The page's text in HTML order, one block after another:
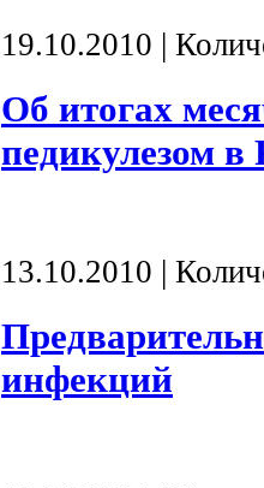
19.10.2010 |
Об итогах
педикулезом в
13.10.2010 |
инфекций